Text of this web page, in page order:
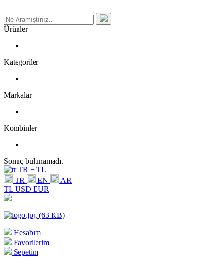
Ürünler
Kategoriler
Markalar
Kombinler
Sonuç bulunamadı.
TR − TL
TR
EN
AR
TL USD EUR
Hesabım
Favorilerim
Sepetim